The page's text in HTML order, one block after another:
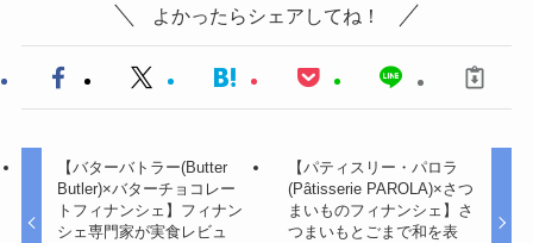
よかったらシェアしてね！
【バターバトラー(Butter
Butler)×バターチョコレー
トフィナンシェ】フィナン
シェ専門家が実食レビュ
【パティスリー・パロラ
(Pâtisserie PAROLA)×さつ
まいものフィナンシェ】さ
つまいもとごまで和を表